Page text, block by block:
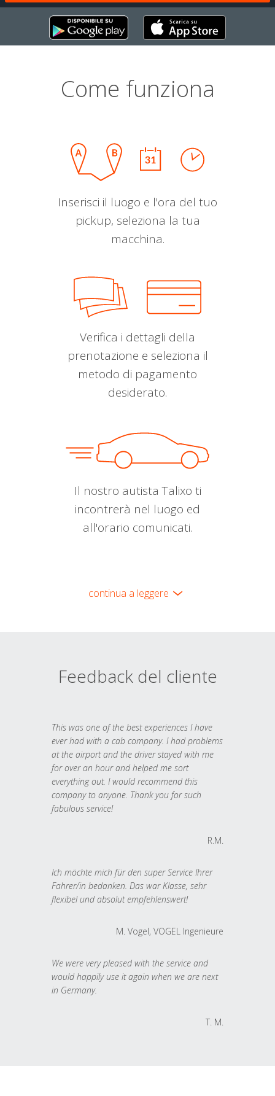
Come funziona
Inserisci il luogo e l'ora del tuo
pickup, seleziona la tua
macchina.
Verifica i dettagli della
prenotazione e seleziona il
metodo di pagamento
desiderato.
Il nostro autista Talixo ti
incontrerà nel luogo ed
all'orario comunicati.
continua a leggere
Feedback del cliente
This was one of the best experiences I have
ever had with a cab company. I had problems
at the airport and the driver stayed with me
for over an hour and helped me sort
everything out. I would recommend this
company to anyone. Thank you for such
fabulous service!
R.M.
Ich möchte mich für den super Service Ihrer
Fahrer/in bedanken. Das war Klasse, sehr
flexibel und absolut empfehlenswert!
M. Vogel, VOGEL Ingenieure
We were very pleased with the service and
would happily use it again when we are next
in Germany.
T. M.